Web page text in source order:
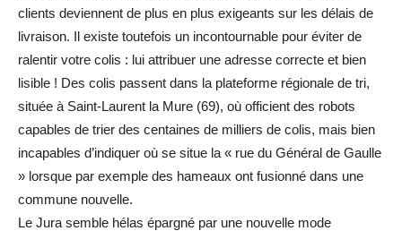
clients deviennent de plus en plus exigeants sur les délais de
livraison. Il existe toutefois un incontournable pour éviter de
ralentir votre colis : lui attribuer une adresse correcte et bien
lisible ! Des colis passent dans la plateforme régionale de tri,
située à Saint-Laurent la Mure (69), où officient des robots
capables de trier des centaines de milliers de colis, mais bien
incapables d’indiquer où se situe la « rue du Général de Gaulle
» lorsque par exemple des hameaux ont fusionné dans une
commune nouvelle.
Le Jura semble hélas épargné par une nouvelle mode